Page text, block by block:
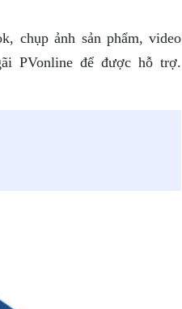
chụp ảnh sản phẩm, video
PVonline để được hỗ trợ.